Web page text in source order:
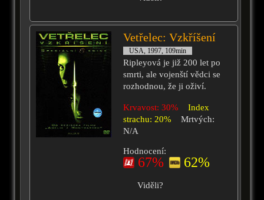
Vetřelec: Vzkříšení
USA, 1997, 109min
Ripleyová je již 200 let po
smrti, ale vojenští vědci se
rozhodnou, že ji oživí.
Krvavost: 30%
Index
strachu: 20%
Mrtvých:
N/A
Hodnocení:
67% 62%
Viděli?